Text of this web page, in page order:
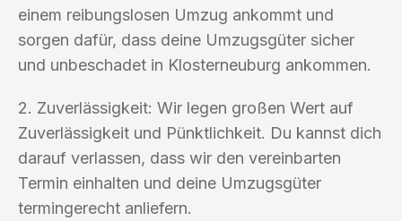
einem reibungslosen Umzug ankommt und
sorgen dafür, dass deine Umzugsgüter sicher
und unbeschadet in Klosterneuburg ankommen.
2. Zuverlässigkeit: Wir legen großen Wert auf
Zuverlässigkeit und Pünktlichkeit. Du kannst dich
darauf verlassen, dass wir den vereinbarten
Termin einhalten und deine Umzugsgüter
termingerecht anliefern.